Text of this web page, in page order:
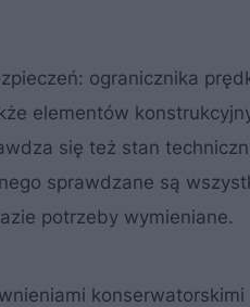
ogranicznika
elementów
się też stan
sprawdzane są
potrzeby wymieniane.
konserwatorskimi